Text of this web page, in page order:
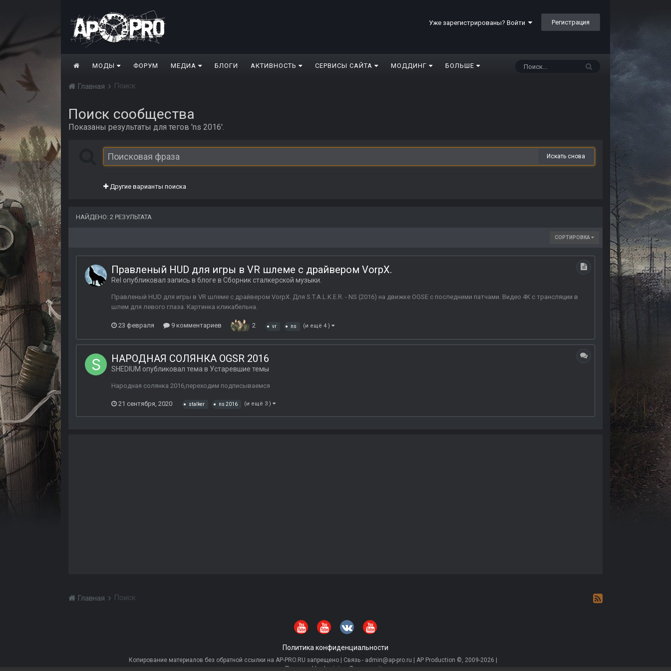
Уже зарегистрированы? Войти Регистрация
МОДЫ ФОРУМ МЕДИА БЛОГИ АКТИВНОСТЬ СЕРВИСЫ САЙТА МОДДИНГ БОЛЬШЕ
Главная Поиск
Поиск сообщества
Показаны результаты для тегов 'ns 2016'.
Искать снова
Другие варианты поиска
НАЙДЕНО: 2 РЕЗУЛЬТАТА
СОРТИРОВКА
Правленый HUD для игры в VR шлеме с драйвером VorpX.
Rel опубликовал запись в блоге в Сборник сталкерской музыки.
Правленый HUD для игры в VR шлеме с драйвером VorpX. Для S.T.A.L.K.E.R. - NS (2016) на движке OGSE с последними патчами. Видео 4К с трансляции в
шлем для левого глаза. Картинка кликабельна.
23 февраля 9 комментариев 2 vr ns (и ещё 4 )
НАРОДНАЯ СОЛЯНКА OGSR 2016
SHEDIUM опубликовал тема в Устаревшие темы
Народная солянка 2016,переходим подписываемся
21 сентября, 2020 stalker ns 2016 (и ещё 3 )
Главная Поиск
Политика конфиденциальности
Копирование материалов без обратной ссылки на AP-PRO.RU запрещено | Связь - admin@ap-pro.ru | AP Production ©, 2009-2026 |
Powered by Invision Community